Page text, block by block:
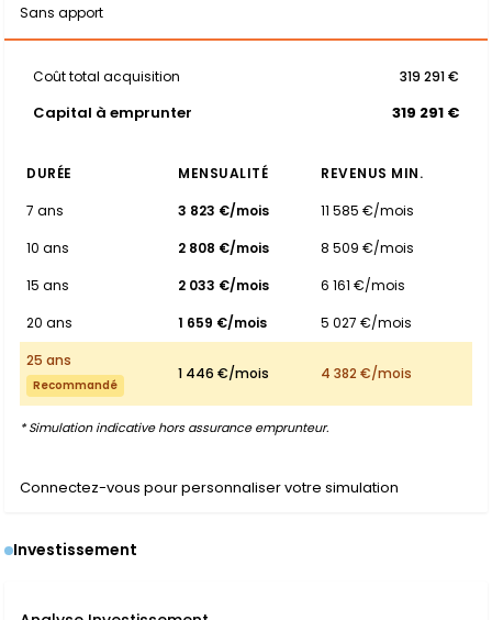
Sans apport
Coût total acquisition 319 291 €
Capital à emprunter 319 291 €
DURÉE MENSUALITÉ
REVENUS MIN.
7 ans
3 823 €/mois
11 585 €/mois
10 ans
2 808 €/mois
8 509 €/mois
15 ans
2 033 €/mois
6 161 €/mois
20 ans
1 659 €/mois
5 027 €/mois
25 ans
Recommandé
1 446 €/mois 4 382 €/mois
* Simulation indicative hors assurance emprunteur.
Connectez-vous pour personnaliser votre simulation
Investissement